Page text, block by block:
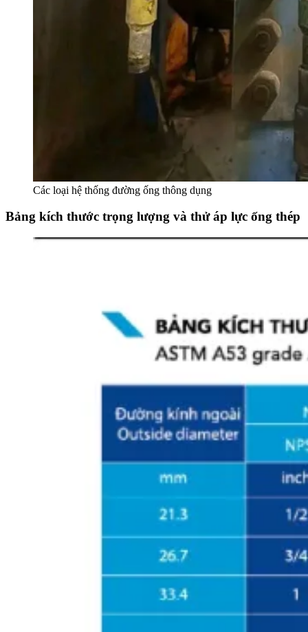
Các loại hệ thống đường ống thông dụng
Bảng kích thước trọng lượng và thử áp lực ống thép